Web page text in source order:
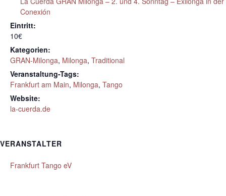
Conexión
Eintritt:
10€
Kategorien:
GRAN-Milonga, Milonga, Traditional
Veranstaltung-Tags:
Frankfurt am Main, Milonga, Tango
Website:
la-cuerda.de
VERANSTALTER
Frankfurt Tango eV